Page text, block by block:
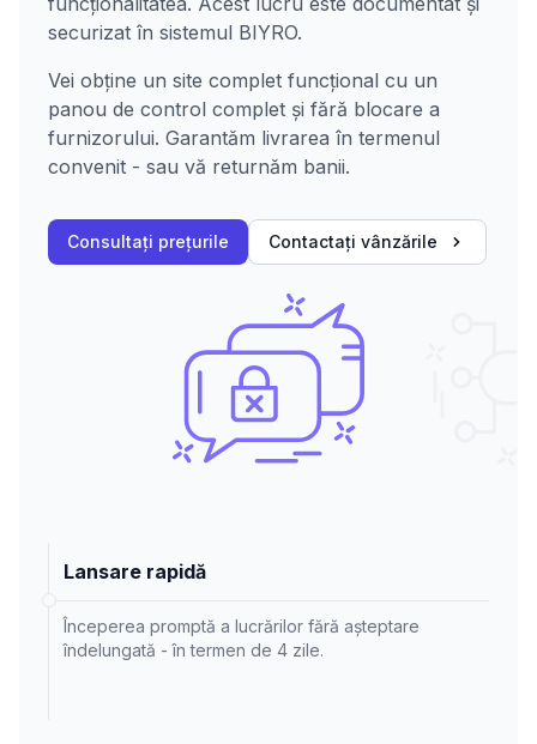
securizat în sistemul BIYRO.
Vei obține un site complet funcțional cu un
panou de control complet și fără blocare a
furnizorului. Garantăm livrarea în termenul
convenit - sau vă returnăm banii.
Consultați prețurile Contactați vânzările
Lansare rapidă
Începerea promptă a lucrărilor fără așteptare
îndelungată - în termen de 4 zile.